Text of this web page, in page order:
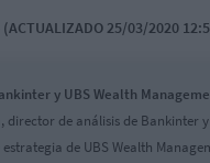
25/03/2020
y UBS Wealth
director de análisis de Bankinter
estrategia de UBS Wealth